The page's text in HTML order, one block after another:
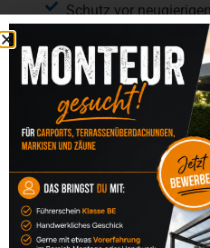
Schutz vor
großer Auswahl an
eleganter,
Fassade oder
Gerade an warmen
spürbare Entlastung.
Schnellanfrage